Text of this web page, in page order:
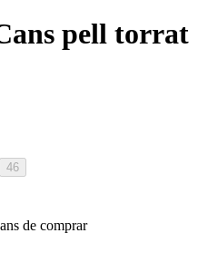
pell torrat
46
de comprar